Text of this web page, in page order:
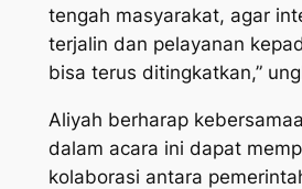
tengah masyarakat, agar
terjalin dan pelayanan
bisa terus ditingkatkan,”
Aliyah berharap
dalam acara ini dapat
kolaborasi antara